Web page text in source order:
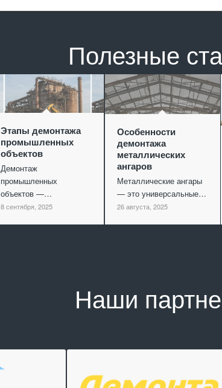
Полезные
Этапы демонтажа
промышленных
объектов
Демонтаж
промышленных
объектов —…
8 сентября, 2025
Особенности
демонтажа
металлических
ангаров
Металлические ангары
— это универсальные…
26 августа, 2025
Наши